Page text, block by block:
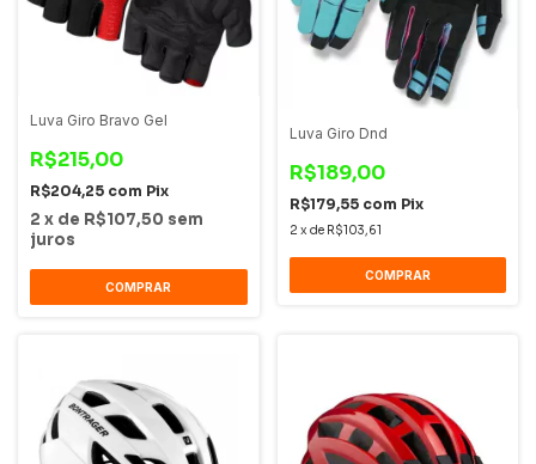
Luva Giro Bravo Gel
R$215,00
R$204,25 com Pix
2 x de R$107,50 sem
juros
COMPRAR
Luva Giro Dnd
R$189,00
R$179,55 com Pix
2 x de R$103,61
COMPRAR